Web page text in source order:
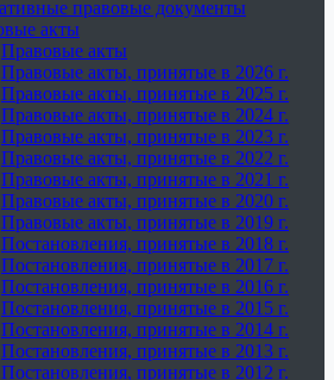
правовые документы
акты
Правовые акты
Правовые акты, принятые в 2026 г.
Правовые акты, принятые в 2025 г.
Правовые акты, принятые в 2024 г.
Правовые акты, принятые в 2023 г.
Правовые акты, принятые в 2022 г.
Правовые акты, принятые в 2021 г.
Правовые акты, принятые в 2020 г.
Правовые акты, принятые в 2019 г.
Постановления, принятые в 2018 г.
Постановления, принятые в 2017 г.
Постановления, принятые в 2016 г.
Постановления, принятые в 2015 г.
Постановления, принятые в 2014 г.
Постановления, принятые в 2013 г.
Постановления, принятые в 2012 г.